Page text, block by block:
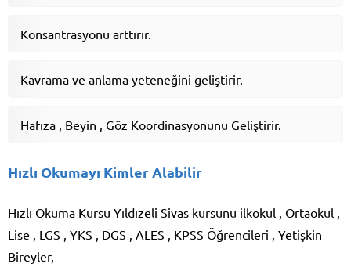
Konsantrasyonu arttırır.
Kavrama ve anlama yeteneğini geliştirir.
Hafıza , Beyin , Göz Koordinasyonunu Geliştirir.
Hızlı Okumayı Kimler Alabilir
Hızlı Okuma Kursu Yıldızeli Sivas kursunu ilkokul , Ortaokul ,
Lise , LGS , YKS , DGS , ALES , KPSS Öğrencileri , Yetişkin
Bireyler,